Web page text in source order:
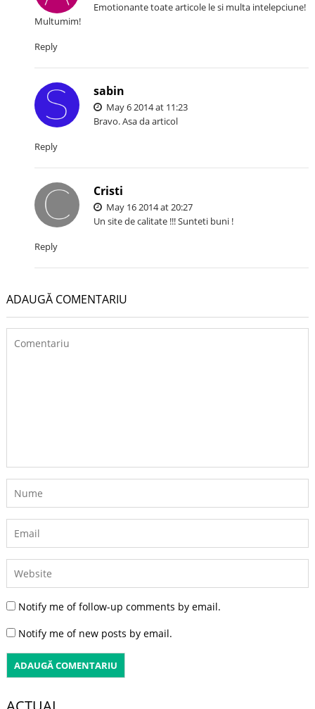
Emotionante toate articole le si multa intelepciune!
Multumim!
Reply
sabin
May 6 2014 at 11:23
Bravo. Asa da articol
Reply
Cristi
May 16 2014 at 20:27
Un site de calitate !!! Sunteti buni !
Reply
ADAUGĂ COMENTARIU
Notify me of follow-up comments by email.
Notify me of new posts by email.